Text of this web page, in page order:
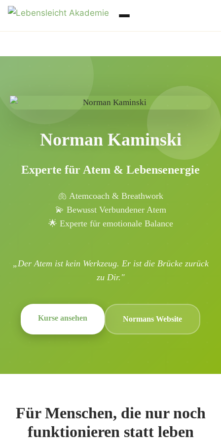
Norman Kaminski
Experte für Atem & Lebensenergie
🫁 Atemcoach & Breathwork
💫 Bewusst Verbundener Atem
🌟 Experte für emotionale Balance
„Der Atem ist kein Werkzeug. Er ist die Brücke zurück
zu Dir."
Kurse ansehen Normans Website
Für Menschen, die nur noch
funktionieren statt leben